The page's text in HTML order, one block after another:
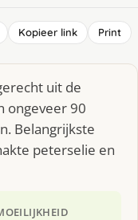
Kopieer link Print
uit de
ongeveer 90
Belangrijkste
peterselie en